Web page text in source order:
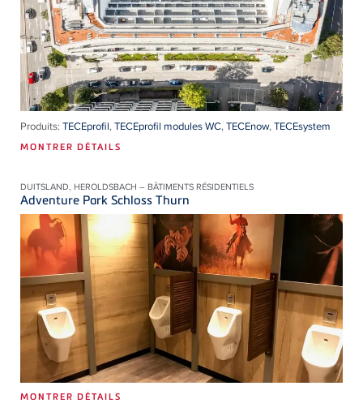
Produits: TECEprofil,TECEprofil modules WC,TECEnow,TECEsystem
MONTRER DÉTAILS
DUITSLAND, HEROLDSBACH – BÂTIMENTS RÉSIDENTIELS
Adventure Park Schloss Thurn
MONTRER DÉTAILS